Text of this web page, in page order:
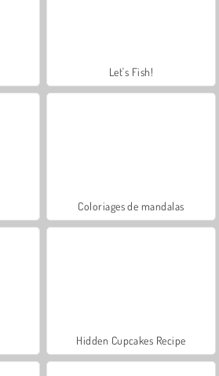
Let's Fish!
Coloriages de mandalas
Hidden Cupcakes Recipe